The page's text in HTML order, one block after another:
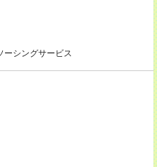
ーシングサービス